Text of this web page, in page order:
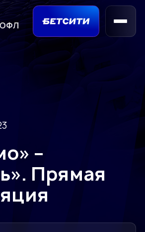
–
Прямая